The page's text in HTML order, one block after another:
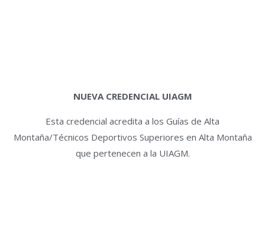
NUEVA CREDENCIAL UIAGM
Esta credencial acredita a los Guías de Alta
Montaña/Técnicos Deportivos Superiores en Alta Montaña
que pertenecen a la UIAGM.